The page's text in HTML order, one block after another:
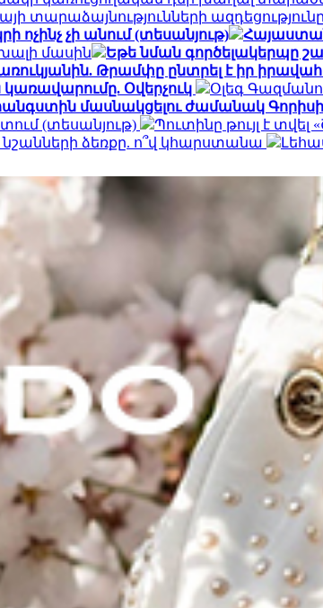
տարաձայնությունների
ոչինչ չի անում (տեսանյութ)
մասին
Եթե նման գործելակերպը
Թրամփը ընտրել է իր
կառավարումը. Օվերչուկ
Օլեգ
մասնակցելու ժամանակ
(տեսանյութ)
Պուտինը թույլ է
ձեռքը. ո՞վ կհարստանա